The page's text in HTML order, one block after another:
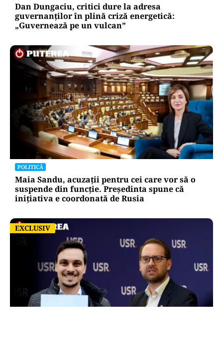
Dan Dungaciu, critici dure la adresa
guvernanților în plină criză energetică:
„Guvernează pe un vulcan”
POLITICĂ
Maia Sandu, acuzații pentru cei care vor să o
suspende din funcție. Președinta spune că
inițiativa e coordonată de Rusia
EXCLUSIV
EXCLUSIV